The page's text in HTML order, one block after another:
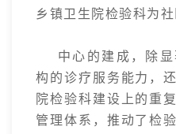
乡镇卫生院检验科为
中心的建成，除
构的诊疗服务能力，
院检验科建设上的重
管理体系，推动了检